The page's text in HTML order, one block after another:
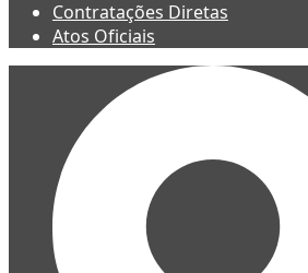
Contratações Diretas
Atos Oficiais